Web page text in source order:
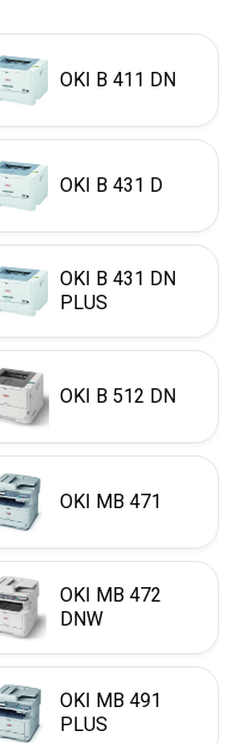
OKI B 411 DN
OKI B 431 D
OKI B 431 DN
PLUS
OKI B 512 DN
OKI MB 471
OKI MB 472
DNW
OKI MB 491
PLUS